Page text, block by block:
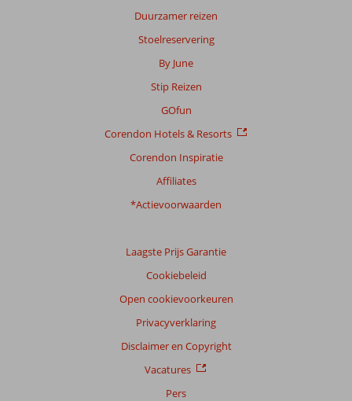
Duurzamer reizen
Stoelreservering
By June
Stip Reizen
GOfun
Corendon Hotels & Resorts
Corendon Inspiratie
Affiliates
*Actievoorwaarden
Laagste Prijs Garantie
Cookiebeleid
Open cookievoorkeuren
Privacyverklaring
Disclaimer en Copyright
Vacatures
Pers